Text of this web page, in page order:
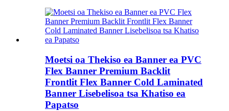
Moetsi oa Thekiso ea Banner ea PVC
Flex Banner Premium Backlit
Frontlit Flex Banner Cold Laminated
Banner Lisebelisoa tsa Khatiso ea
Papatso